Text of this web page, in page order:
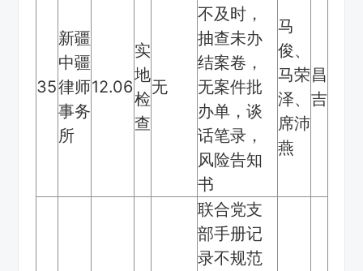
35
新疆
中疆
律师
事务
所
12.06
实
地
检
查
无
不及时，
抽查未办
结案卷，
无案件批
办单，谈
话笔录，
风险告知
书
马
俊、
马荣
泽、
席沛
燕
昌
吉
联合党支
部手册记
录不规范